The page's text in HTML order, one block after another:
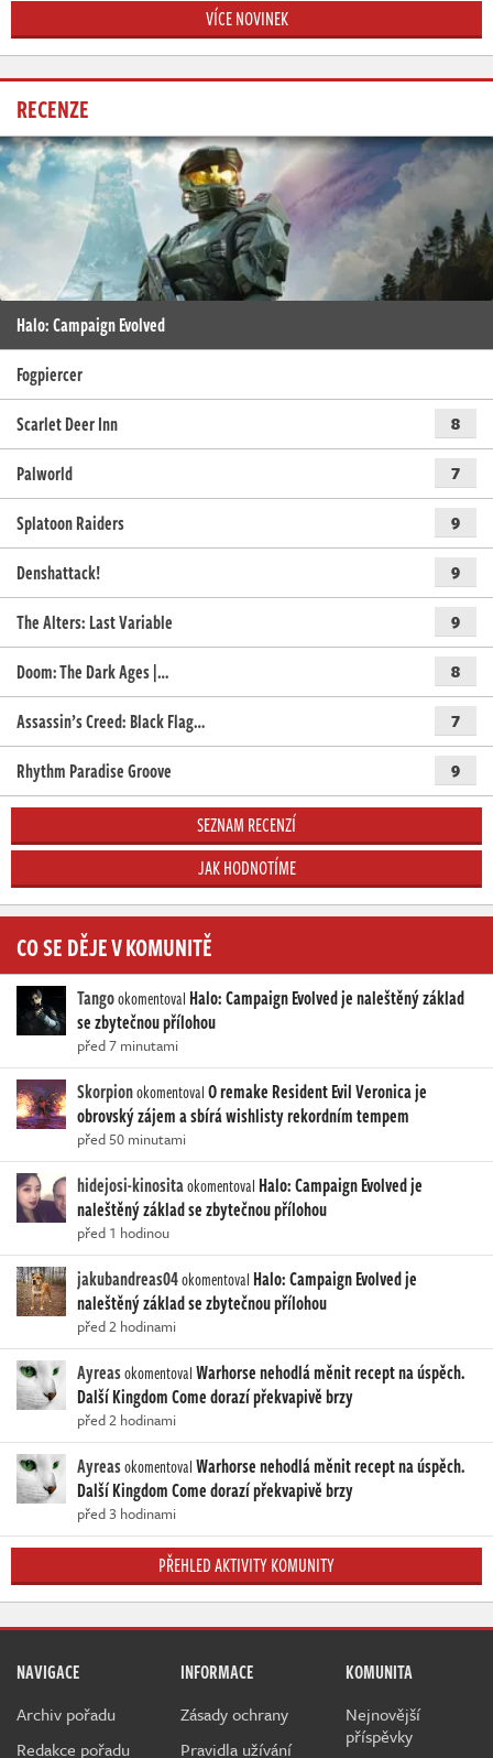
VÍCE NOVINEK
RECENZE
Halo: Campaign Evolved
Fogpiercer
Scarlet Deer Inn
8
Palworld 7
Splatoon Raiders 9
Denshattack! 9
The Alters: Last Variable 9
Doom: The Dark Ages |… 8
Assassin’s Creed: Black Flag… 7
Rhythm Paradise Groove 9
SEZNAM RECENZÍ
JAK HODNOTÍME
CO SE DĚJE V KOMUNITĚ
Tangookomentoval Halo: Campaign Evolved je naleštěný základ
se zbytečnou přílohou
před 7 minutami
SkorpionokomentovalO remake Resident Evil Veronica je
obrovský zájem a sbírá wishlisty rekordním tempem
před 50 minutami
hidejosi-kinositaokomentoval Halo: Campaign Evolved je
naleštěný základ se zbytečnou přílohou
před 1 hodinou
jakubandreas04okomentoval Halo: Campaign Evolved je
naleštěný základ se zbytečnou přílohou
před 2 hodinami
AyreasokomentovalWarhorse nehodlá měnit recept na úspěch.
Další Kingdom Come dorazí překvapivě brzy
před 2 hodinami
AyreasokomentovalWarhorse nehodlá měnit recept na úspěch.
Další Kingdom Come dorazí překvapivě brzy
před 3 hodinami
PŘEHLED AKTIVITY KOMUNITY
NAVIGACE
Archiv pořadu
Redakce pořadu
INFORMACE
Zásady ochrany
Pravidla užívání
KOMUNITA
Nejnovější
příspěvky